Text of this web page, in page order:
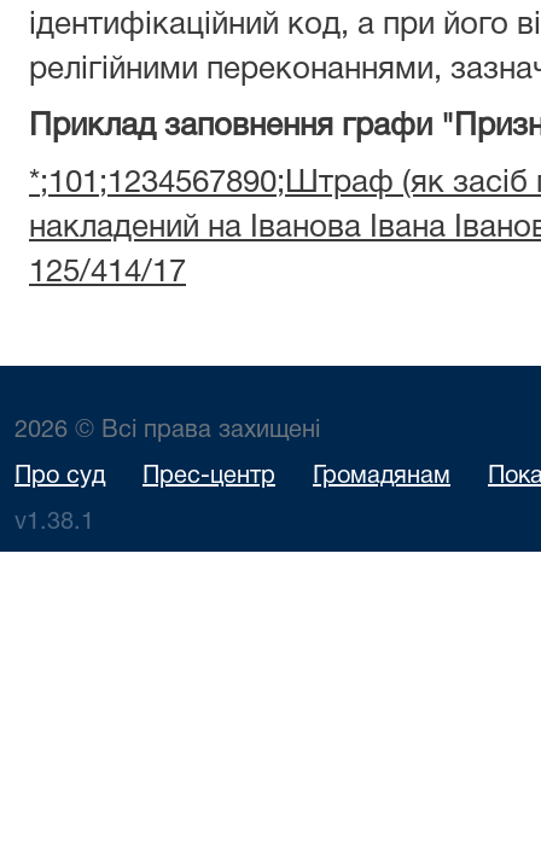
ідентифікаційний код, а при його
релігійними переконаннями,
Приклад заповнення графи
*;101;1234567890;Штраф (як засіб
накладений на Іванова Івана
125/414/17
2026 © Всі права захищені
Про суд Прес-центр Громадянам
v1.38.1